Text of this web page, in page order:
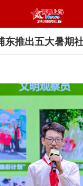
推出五大暑期